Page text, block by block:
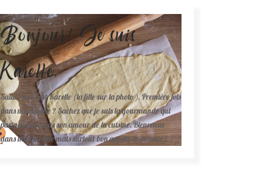
Bonjour! Je suis
Karelle.
Salut, moi c'est Karelle (la fille sur la photo ). Première fois
dans ma cuisine ? Sachez que je suis la gourmande qui
partage avec vous son amour de la cuisine. Bienvenue
dans mon monde mais surtout bon appétit en avance !